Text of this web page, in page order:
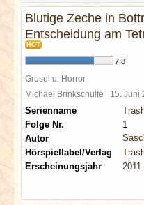
Blutige Zeche in
Entscheidung am
HOT
7,8
Grusel u. Horror
Michael Brinkschulte 15. Juni
Serienname
Folge Nr.
1
Autor
Hörspiellabel/Verlag
Erscheinungsjahr
2011